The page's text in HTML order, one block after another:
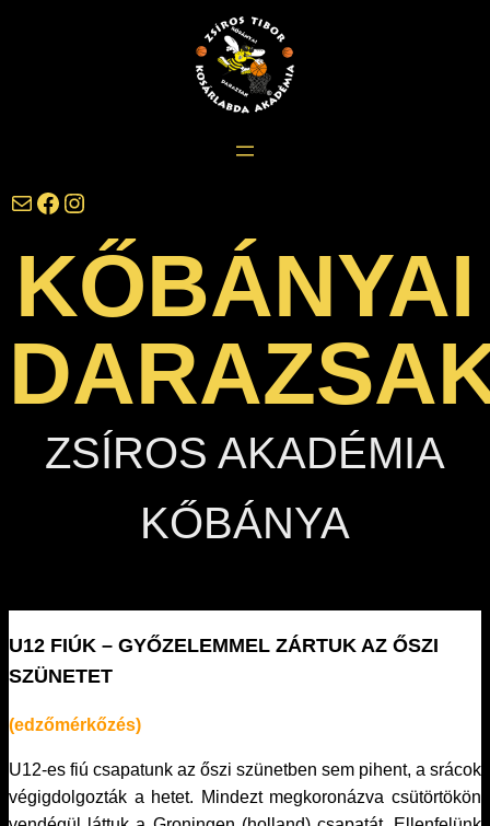
darazsak@darazsak.hu @kobanyaidarazsak @darazsak
KŐBÁNYAI
ZSÍROS AKADÉMIA
KŐBÁNYA
U12 FIÚK – GYŐZELEMMEL ZÁRTUK AZ ŐSZI
SZÜNETET
(edzőmérkőzés)
U12-es fiú csapatunk az őszi szünetben sem pihent, a srácok
végigdolgozták a hetet. Mindezt megkoronázva csütörtökön